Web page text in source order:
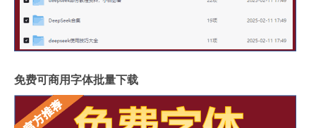
免费可商用字体批量下载